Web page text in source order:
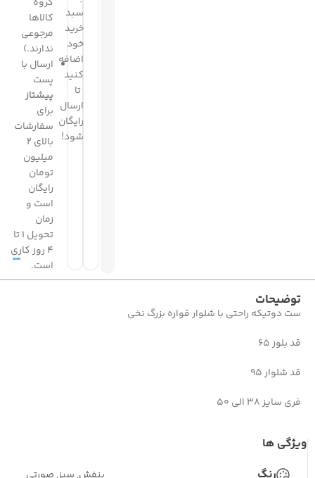
سبد
خرید
خود
اضافه
کنید
تا
ارسال
رایگان
شود!
کالاها
مرجوعی
ندارند.)
ارسال با
پست
پیشتاز
برای
سفارشات
بالای 2
میلیون
تومان
رایگان
است و
زمان
تحویل 1 تا
4 روز کاری
است.
توضیحات
ست دوتیکه راحتی با شلوار قواره بزرگ نخی
قد بلوز 65
قد شلوار 95
فری سایز 38 الی 50
ویژگی ها